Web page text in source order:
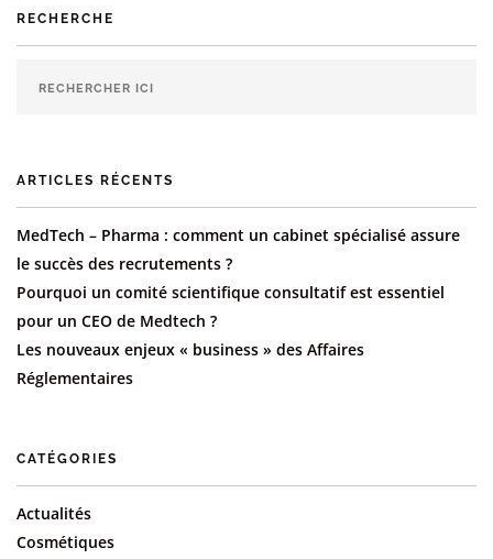
RECHERCHE
ARTICLES RÉCENTS
MedTech – Pharma : comment un cabinet spécialisé assure
le succès des recrutements ?
Pourquoi un comité scientifique consultatif est essentiel
pour un CEO de Medtech ?
Les nouveaux enjeux « business » des Affaires
Réglementaires
CATÉGORIES
Actualités
Cosmétiques